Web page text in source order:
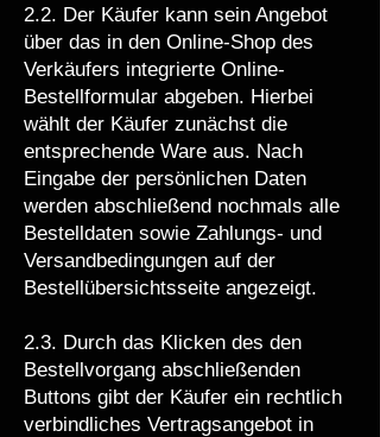
2.2. Der Käufer kann sein Angebot
über das in den Online-Shop des
Verkäufers integrierte Online-
Bestellformular abgeben. Hierbei
wählt der Käufer zunächst die
entsprechende Ware aus. Nach
Eingabe der persönlichen Daten
werden abschließend nochmals alle
Bestelldaten sowie Zahlungs- und
Versandbedingungen auf der
Bestellübersichtsseite angezeigt.
2.3. Durch das Klicken des den
Bestellvorgang abschließenden
Buttons gibt der Käufer ein rechtlich
verbindliches Vertragsangebot in